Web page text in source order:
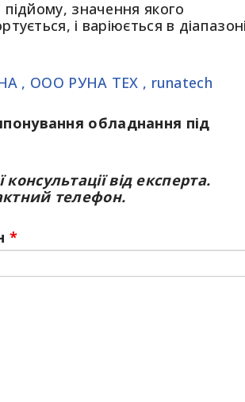
значення якого
і варіюється в
обладнання під
від експерта.
телефон.
*